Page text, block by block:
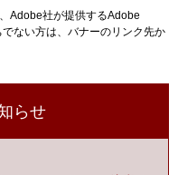
Adobe社が提供するAdobe
ない方は、バナーのリンク先か
らせ